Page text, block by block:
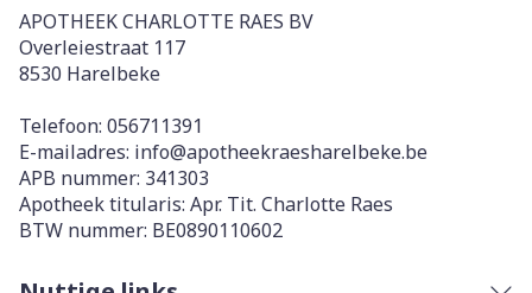
APOTHEEK CHARLOTTE RAES BV
Overleiestraat 117
8530 Harelbeke
Telefoon: 056711391
E-mailadres: info@apotheekraesharelbeke.be
APB nummer: 341303
Apotheek titularis: Apr. Tit. Charlotte Raes
BTW nummer: BE0890110602